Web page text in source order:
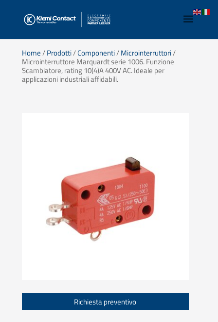
Home/Prodotti/Componenti/Microinterruttori/
Microinterruttore Marquardt serie 1006. Funzione
Scambiatore, rating 10(4)A 400V AC. Ideale per
applicazioni industriali affidabili.
Richiesta preventivo